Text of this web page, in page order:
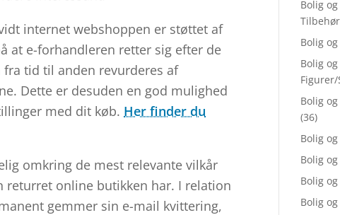
internet webshoppen er støttet af
at e-forhandleren retter sig efter de
tid til anden revurderes af
Dette er desuden en god mulighed
med dit køb. Her finder du
omkring de mest relevante vilkår
returret online butikken har. I relation
gemmer sin e-mail kvittering,
Bolig
Bolig
Bolig
Bolig
(36)
Bolig
Bolig
Bolig
Bolig